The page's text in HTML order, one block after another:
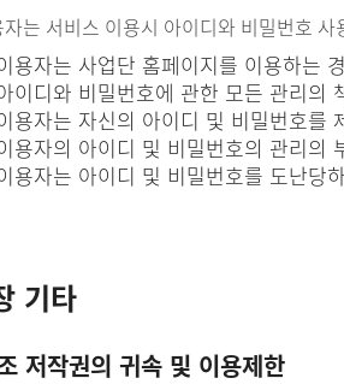
는 서비스 이용시 아이디와 비밀번호
자는 사업단 홈페이지를 이용하는
디와 비밀번호에 관한 모든 관리의
자는 자신의 아이디 및 비밀번호를
자의 아이디 및 비밀번호의 관리의
자는 아이디 및 비밀번호를 도난당
기타
저작권의 귀속 및 이용제한